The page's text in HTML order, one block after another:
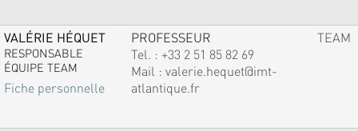
VALÉRIE HÉQUET
RESPONSABLE
ÉQUIPE TEAM
Fiche personnelle
PROFESSEUR
Tel. : +33 2 51 85 82 69
Mail : valerie.hequet@imt-
atlantique.fr
TEAM